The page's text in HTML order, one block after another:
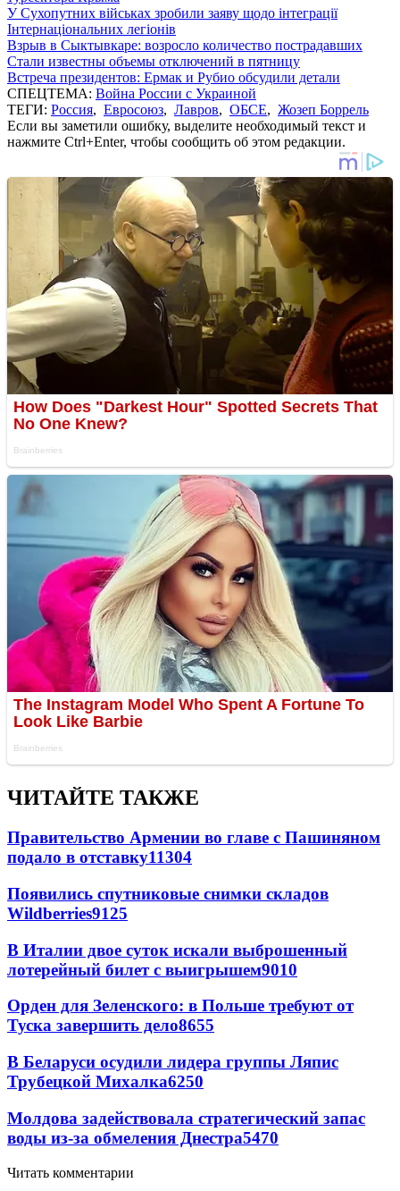
У Сухопутних військах зробили заяву щодо інтеграції
Інтернаціональних легіонів
Взрыв в Сыктывкаре: возросло количество пострадавших
Стали известны объемы отключений в пятницу
Встреча президентов: Ермак и Рубио обсудили детали
СПЕЦТЕМА: Война России с Украиной
ТЕГИ: Россия, Евросоюз, Лавров, ОБСЕ, Жозеп Боррель
Если вы заметили ошибку, выделите необходимый текст и
нажмите Ctrl+Enter, чтобы сообщить об этом редакции.
ЧИТАЙТЕ ТАКЖЕ
Правительство Армении во главе с Пашиняном
подало в отставку11304
Появились спутниковые снимки складов
Wildberries9125
В Италии двое суток искали выброшенный
лотерейный билет с выигрышем9010
Орден для Зеленского: в Польше требуют от
Туска завершить дело8655
В Беларуси осудили лидера группы Ляпис
Трубецкой Михалка6250
Молдова задействовала стратегический запас
воды из-за обмеления Днестра5470
Читать комментарии